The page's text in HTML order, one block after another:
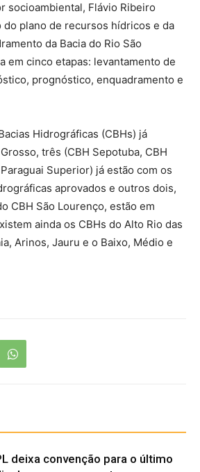
socioambiental, Flávio Ribeiro
do plano de recursos hídricos e da
da Bacia do Rio São
em cinco etapas: levantamento de
prognóstico, enquadramento e
Hidrográficas (CBHs) já
três (CBH Sepotuba, CBH
Superior) já estão com os
aprovados e outros dois,
CBH São Lourenço, estão em
ainda os CBHs do Alto Rio das
Arinos, Jauru e o Baixo, Médio e
deixa convenção para o último